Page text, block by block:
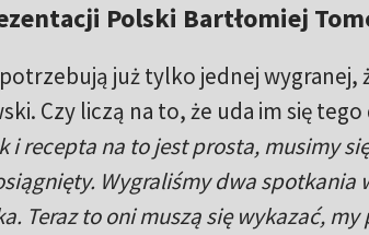
Polski Bartłomiej
potrzebują już tylko jednej
Czy liczą na to, że uda im się
i recepta na to jest prosta, musimy
Wygraliśmy dwa spotkania
Teraz to oni muszą się wykazać,